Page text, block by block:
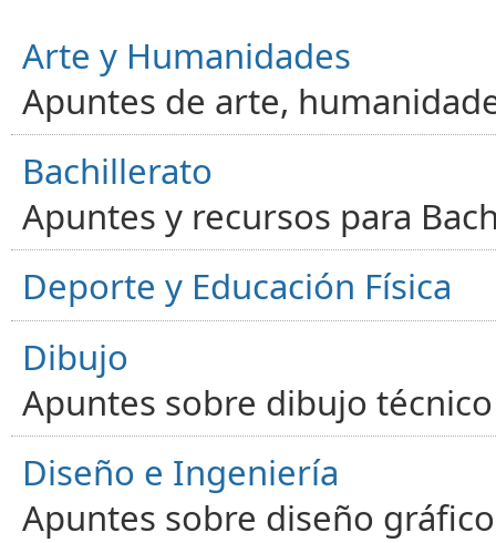
Arte y Humanidades
Apuntes de arte,
Bachillerato
Apuntes y recursos para
Deporte y Educación Física
Dibujo
Apuntes sobre dibujo
Diseño e Ingeniería
Apuntes sobre diseño